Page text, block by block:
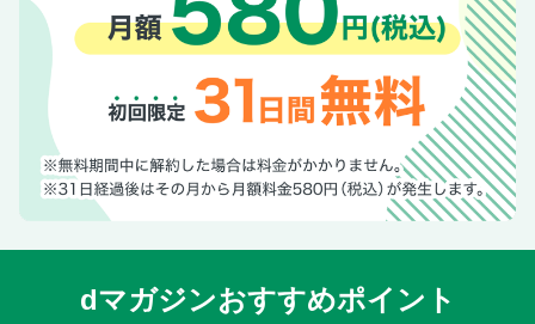
dマガジンおすすめポイント